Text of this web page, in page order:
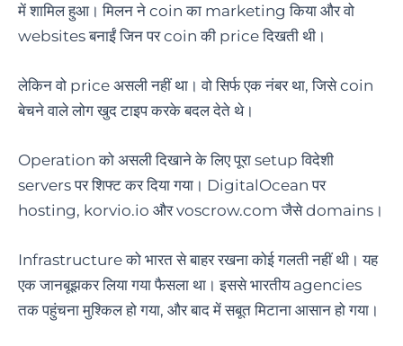
में शामिल हुआ। मिलन ने coin का marketing किया और वो
websites बनाईं जिन पर coin की price दिखती थी।
लेकिन वो price असली नहीं था। वो सिर्फ एक नंबर था, जिसे coin
बेचने वाले लोग खुद टाइप करके बदल देते थे।
Operation को असली दिखाने के लिए पूरा setup विदेशी
servers पर शिफ्ट कर दिया गया। DigitalOcean पर
hosting, korvio.io और voscrow.com जैसे domains।
Infrastructure को भारत से बाहर रखना कोई गलती नहीं थी। यह
एक जानबूझकर लिया गया फैसला था। इससे भारतीय agencies
तक पहुंचना मुश्किल हो गया, और बाद में सबूत मिटाना आसान हो गया।